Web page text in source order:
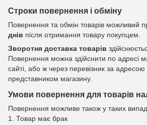
Строки повернення і обміну
Повернення та обмін товарів можливий
днів після отримання товару покупцем.
Зворотня доставка товарів
Повернення можна здійснити по адресі
сайті, або ж через перевізник за
представником магазину.
Умови повернення для товарів
Повернення можливе також у таких
1. Товар має брак